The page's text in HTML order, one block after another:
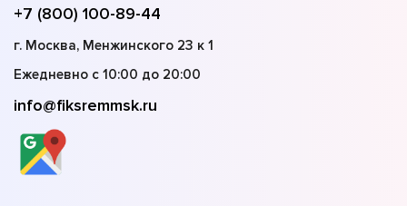
+7 (800) 100-89-44
г. Москва, Менжинского 23 к 1
Ежедневно с 10:00 до 20:00
info@fiksremmsk.ru